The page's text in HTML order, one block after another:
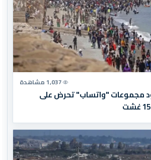
1,037 مشاهدة
مجموعات "واتساب" تحرض على